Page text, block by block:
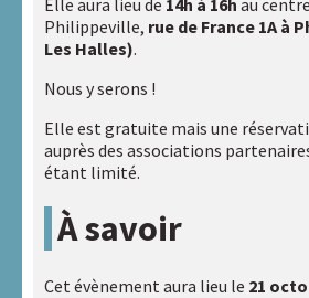
Santé
&
HAXY
Réseau
HAXY
Philippeville, rue de France 1A à
Les Halles).
Nous y serons !
Elle est gratuite mais une
auprès des associations
étant limité.
À savoir
Cet évènement aura lieu le 21